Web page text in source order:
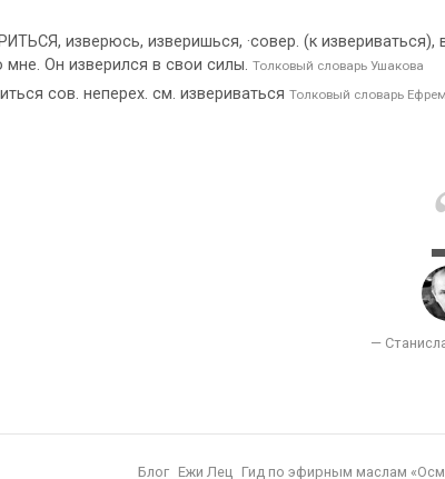
изверюсь, изверишься, ·совер. (к
мне. Он изверился в свои силы. Толковый словарь Ушакова
сов. неперех. см. извериваться Толковый словарь
Блог Ежи Лец Гид по эфирным маслам